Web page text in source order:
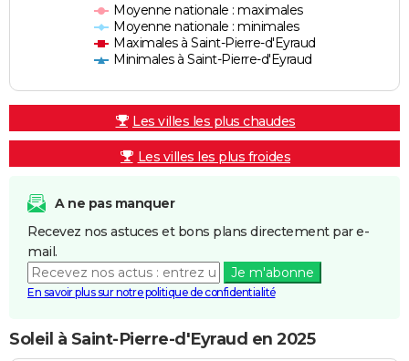
Moyenne nationale : maximales
Moyenne nationale : minimales
Maximales à Saint-Pierre-d'Eyraud
Minimales à Saint-Pierre-d'Eyraud
Les villes les plus chaudes
Les villes les plus froides
A ne pas manquer
Recevez nos astuces et bons plans directement par e-
mail.
Je m'abonne
En savoir plus sur notre politique de confidentialité
Soleil à Saint-Pierre-d'Eyraud en 2025